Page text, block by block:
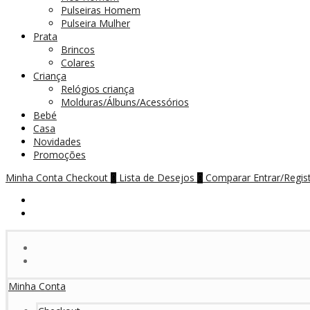
Pulseiras Homem
Pulseira Mulher
Prata
Brincos
Colares
Criança
Relógios criança
Molduras/Álbuns/Acessórios
Bebé
Casa
Novidades
Promoções
Minha Conta Checkout 0 Lista de Desejos 0 Comparar Entrar/
Minha Conta